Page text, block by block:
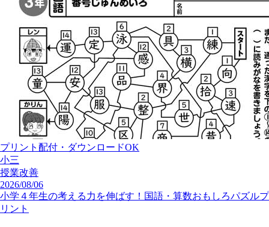
プリント配付・ダウンロードOK
小三
授業改善
2026/08/06
小学４年生の考える力を伸ばす！国語・算数おもしろパズルプ
リント